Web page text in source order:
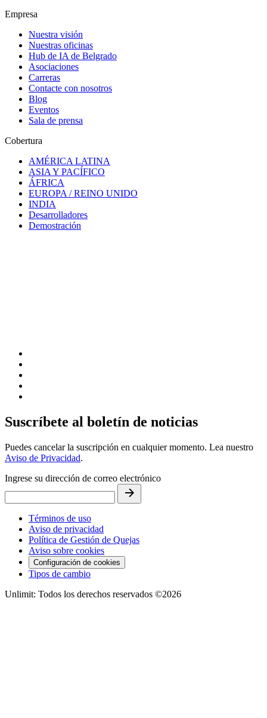
Empresa
Nuestra visión
Nuestras oficinas
Hub de IA de Belgrado
Asociaciones
Carreras
Contacte con nosotros
Blog
Eventos
Sala de prensa
Cobertura
AMÉRICA LATINA
ASIA Y PACÍFICO
ÁFRICA
EUROPA / REINO UNIDO
INDIA
Desarrolladores
Demostración
Suscríbete al boletín de noticias
Puedes cancelar la suscripción en cualquier momento. Lea nuestro
Aviso de Privacidad.
Ingrese su dirección de correo electrónico
Términos de uso
Aviso de privacidad
Política de Gestión de Quejas
Aviso sobre cookies
Configuración de cookies
Tipos de cambio
Unlimit: Todos los derechos reservados ©2026